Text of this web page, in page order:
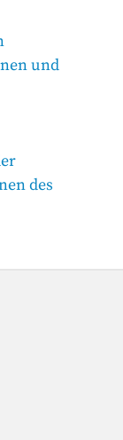
und
des